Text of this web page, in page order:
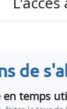
et
de
à la
de
en temps